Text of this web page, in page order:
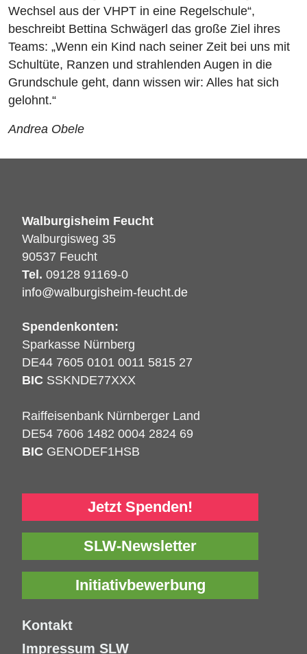
Wechsel aus der VHPT in eine Regelschule“,
beschreibt Bettina Schwägerl das große Ziel ihres
Teams: „Wenn ein Kind nach seiner Zeit bei uns mit
Schultüte, Ranzen und strahlenden Augen in die
Grundschule geht, dann wissen wir: Alles hat sich
gelohnt.“
Andrea Obele
Walburgisheim Feucht
Walburgisweg 35
90537 Feucht
Tel. 09128 91169-0
info@walburgisheim-feucht.de
Spendenkonten:
Sparkasse Nürnberg
DE44 7605 0101 0011 5815 27
BIC SSKNDE77XXX
Raiffeisenbank Nürnberger Land
DE54 7606 1482 0004 2824 69
BIC GENODEF1HSB
Jetzt Spenden!
SLW-Newsletter
Initiativbewerbung
Kontakt
Impressum SLW